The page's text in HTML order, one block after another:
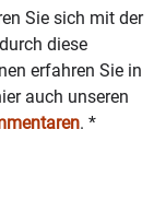
Sie sich mit der
diese
erfahren Sie in
auch unseren
. *